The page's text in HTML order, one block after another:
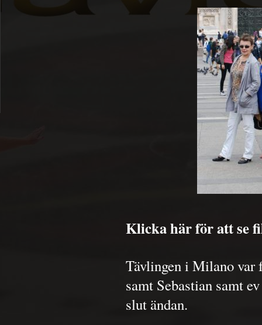
Klicka här för att se
Tävlingen i Milano var
samt Sebastian samt
slut ändan.